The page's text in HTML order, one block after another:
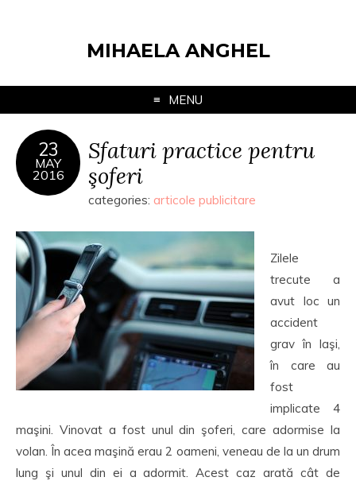
MIHAELA ANGHEL
MENU
23
MAY
2016
Sfaturi practice pentru
şoferi
categories: articole publicitare
Zilele
trecute a
avut loc un
accident
grav în Iaşi,
în care au
fost
implicate 4
maşini. Vinovat a fost unul din şoferi, care adormise la
volan. În acea maşină erau 2 oameni, veneau de la un drum
lung şi unul din ei a adormit. Acest caz arată cât de